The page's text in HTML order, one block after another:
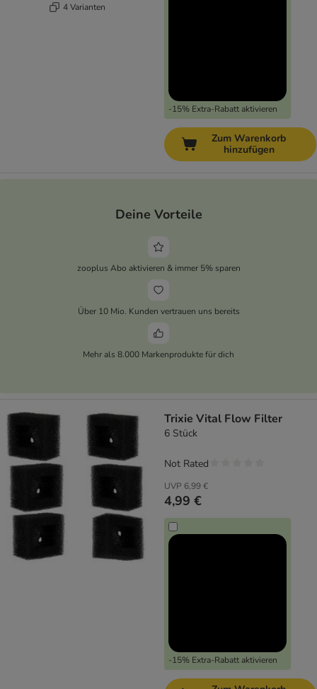
4 Varianten
-15% Extra-Rabatt aktivieren
Zum Warenkorb
hinzufügen
Deine Vorteile
zooplus Abo aktivieren & immer 5% sparen
Über 10 Mio. Kunden vertrauen uns bereits
Mehr als 8.000 Markenprodukte für dich
Trixie Vital Flow Filter
6 Stück
UVP 6,99 €
4,99 €
-15% Extra-Rabatt aktivieren
Not Rated